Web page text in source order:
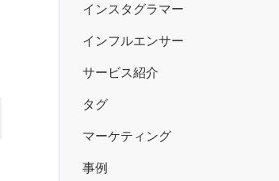
インスタグラマー
インフルエンサー
サービス紹介
タグ
マーケティング
事例